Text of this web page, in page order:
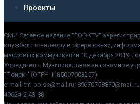
Проекты
СМИ Сетевое издание "POISKTV"
службой по надзору в сфере связи,
массовых коммуникаций 10 декабря 2019г.
Учредитель: Муниципальное автономное
"Поиск"" (ОГРН 1185007003257)
e-mail: tnt-poisk@mail.ru,
49624-2-43-88